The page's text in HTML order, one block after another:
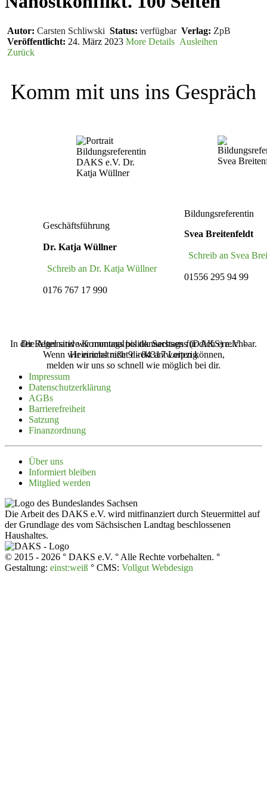
Autor: Carsten Schliwski Status: verfügbar Verlag: ZpB
Veröffentlicht: 24. März 2023 More Details Ausleihen
Zurück
Komm mit uns ins Gespräch
Geschäftsführung
Dr. Katja Wüllner
Schreib an Dr. Katja Wüllner
0176 767 17 990
Bildungsreferentin
Svea Breitenfeldt
Schreib an Svea
01556 295 94 99
Die Alternative Kommunalpolitik Sachsens (‌DAKS‌) e.V. -
Heinrichstraße 9 - 04317 Leipzig
In der Regel sind wir montags bis donnerstags für dich erreichbar.
Wenn wir einmal nicht direkt antworten können,
melden wir uns so schnell wie möglich bei dir.
Impressum
Daten­schutz­er­klärung
AGBs
Barrie­re­freiheit
Satzung
Finanz­ordnung
Über uns
Infor­miert bleiben
Mitglied werden
Die Arbeit des DAKS e.V. wird mitfinanziert durch Steuermittel auf
der Grundlage des vom Sächsischen Landtag beschlossenen
Haushaltes.
© 2015 - 2026 ° DAKS e.V. ° Alle Rechte vorbehalten. °
Gestaltung: einst:weiß ° CMS: Vollgut Webdesign